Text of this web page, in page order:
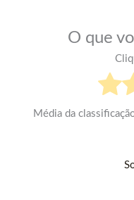
O que
Média da